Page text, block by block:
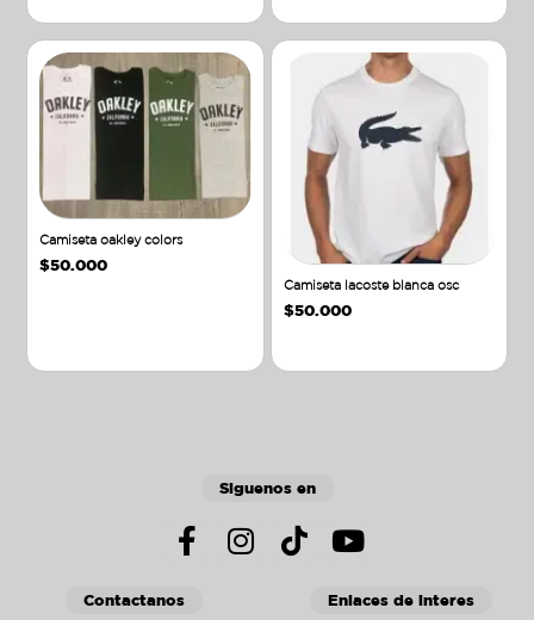
Camiseta oakley colors
$50.000
Camiseta lacoste blanca osc
$50.000
Siguenos en
Contactanos Enlaces de interes